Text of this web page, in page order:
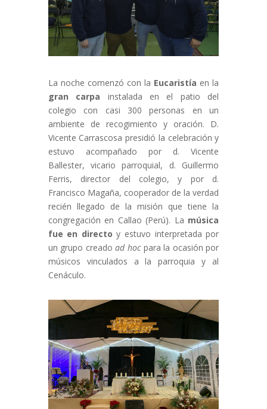
La noche comenzó con la Eucaristía en la
gran carpa instalada en el patio del
colegio con casi 300 personas en un
ambiente de recogimiento y oración. D.
Vicente Carrascosa presidió la celebración y
estuvo acompañado por d. Vicente
Ballester, vicario parroquial, d. Guillermo
Ferris, director del colegio, y por d.
Francisco Magaña, cooperador de la verdad
recién llegado de la misión que tiene la
congregación en Callao (Perú). La música
fue en directo y estuvo interpretada por
un grupo creadoad hocpara la ocasión por
músicos vinculados a la parroquia y al
Cenáculo.